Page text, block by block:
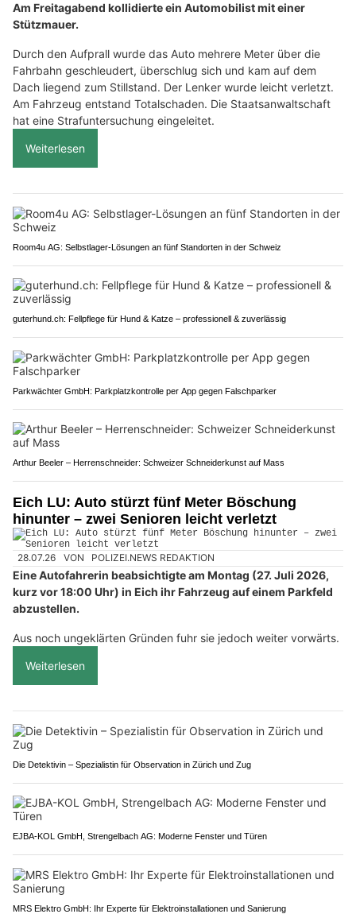
Am Freitagabend kollidierte ein Automobilist mit einer
Stützmauer.
Durch den Aufprall wurde das Auto mehrere Meter über die
Fahrbahn geschleudert, überschlug sich und kam auf dem
Dach liegend zum Stillstand. Der Lenker wurde leicht verletzt.
Am Fahrzeug entstand Totalschaden. Die Staatsanwaltschaft
hat eine Strafuntersuchung eingeleitet.
Weiterlesen
Room4u AG: Selbstlager-Lösungen an fünf Standorten in der Schweiz
guterhund.ch: Fellpflege für Hund & Katze – professionell & zuverlässig
Parkwächter GmbH: Parkplatzkontrolle per App gegen Falschparker
Arthur Beeler – Herrenschneider: Schweizer Schneiderkunst auf Mass
Eich LU: Auto stürzt fünf Meter Böschung
hinunter – zwei Senioren leicht verletzt
28.07.26 VON POLIZEI.NEWS REDAKTION
Eine Autofahrerin beabsichtigte am Montag (27. Juli 2026,
kurz vor 18:00 Uhr) in Eich ihr Fahrzeug auf einem Parkfeld
abzustellen.
Aus noch ungeklärten Gründen fuhr sie jedoch weiter vorwärts.
Weiterlesen
Die Detektivin – Spezialistin für Observation in Zürich und Zug
EJBA-KOL GmbH, Strengelbach AG: Moderne Fenster und Türen
MRS Elektro GmbH: Ihr Experte für Elektroinstallationen und Sanierung